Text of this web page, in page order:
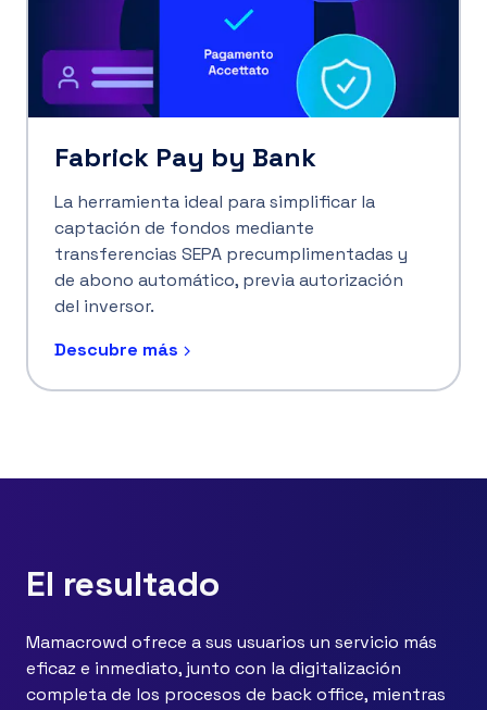
Fabrick Pay by Bank
La herramienta ideal para simplificar la
captación de fondos mediante
transferencias SEPA precumplimentadas y
de abono automático, previa autorización
del inversor.
Descubre más
El resultado
Mamacrowd ofrece a sus usuarios un servicio más
eficaz e inmediato, junto con la digitalización
completa de los procesos de back office, mientras